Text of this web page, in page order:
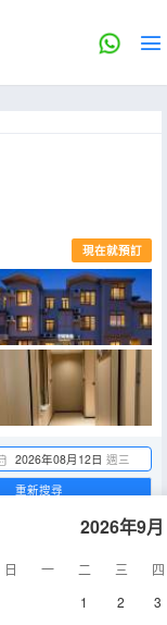
現在就預訂
2026年08月12日 週三
2026年9月
日 一 二 三
四
1
2 3
重新搜尋
空調